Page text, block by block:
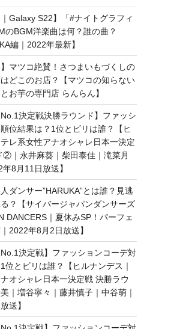
Galaxy S22】「#ナイトグラフィ
のBGM洋楽曲は何？誰の曲？
編｜2022年最新】
マツコ絶賛！さつまいもづくしの
どこのお店？【マツコの知らない
お芋の専門店 らんらん】
決定戦決勝ラウンド】ファッシ
位結果は？1位とビリは誰？【ヒ
レ系女性アナオシャレ日本一決定
②｜永井麻葵｜柴田泰佳｜滝菜月
8月11日放送】
ダンサー”HARUKA”とは誰？見逃
？【サイバージャパンダンサーズ
DANCERS｜夏休みSP！パーフェ
2022年8月2日放送】
決定戦】ファッションコーデ対
位とビリは誰？【ヒルナンデス｜
オシャレ日本一決定戦 決勝ラウ
｜増谷寧々｜藤井慎子｜中谷萌｜
送】